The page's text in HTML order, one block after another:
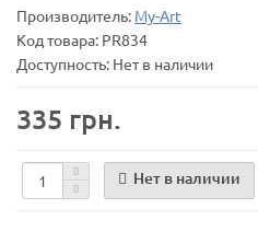
Производитель: My-Art
Код товара: PR834
Доступность: Нет в наличии
335 грн.
Нет в наличии